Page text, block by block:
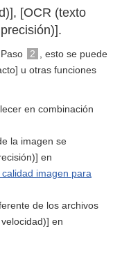
[OCR (texto
2
, esto se puede
u otras funciones
en combinación
la imagen se
en
calidad imagen para
de los archivos
en